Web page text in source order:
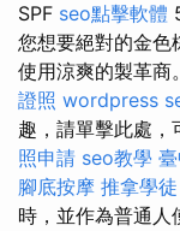
SPF seo點擊軟體
您想要絕對的金色
使用涼爽的製革商
證照 wordpress
趣，請單擊此處，
照申請 seo教學
腳底按摩 推拿學徒
時，並作為普通人